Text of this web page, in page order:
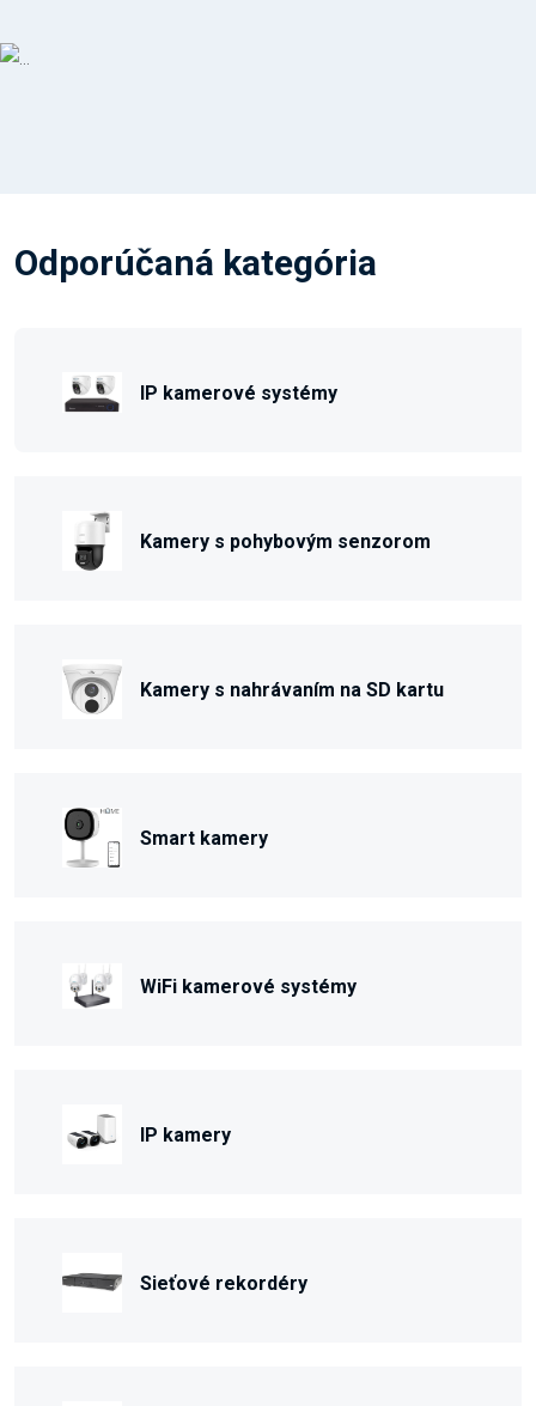
Odporúčaná kategória
IP kamerové systémy
Kamery s pohybovým senzorom
Kamery s nahrávaním na SD kartu
Smart kamery
WiFi kamerové systémy
IP kamery
Sieťové rekordéry